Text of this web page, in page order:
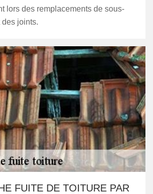
lors des remplacements de sous-
joints.
FUITE DE TOITURE PAR